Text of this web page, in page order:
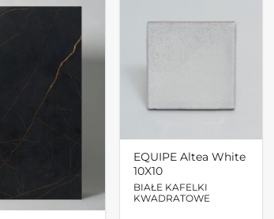
EQUIPE Altea White
10X10
BIAŁE KAFELKI
KWADRATOWE